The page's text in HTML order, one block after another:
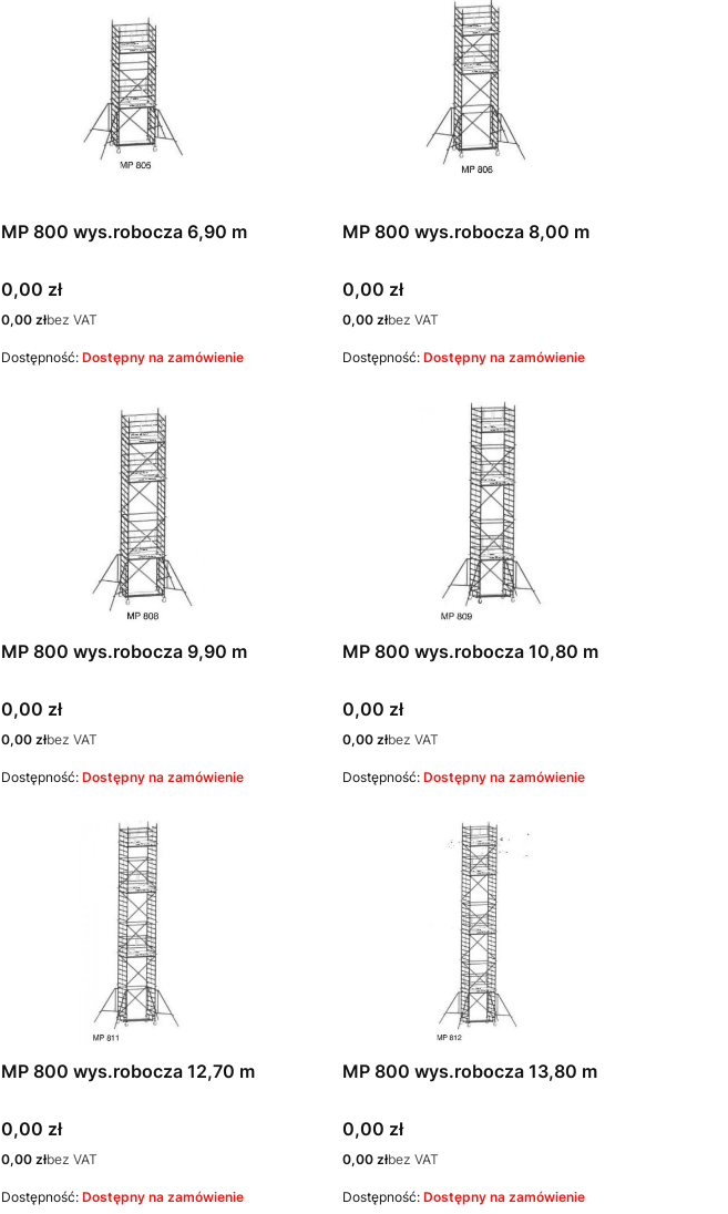
MP 800 wys.robocza 6,90 m
Cena
0,00 zł
Cena
0,00 złbez VAT
Dostępność: Dostępny na zamówienie
MP 800 wys.robocza 8,00 m
Cena
0,00 zł
Cena
0,00 złbez VAT
Dostępność: Dostępny na zamówienie
MP 800 wys.robocza 9,90 m
Cena
0,00 zł
Cena
0,00 złbez VAT
Dostępność: Dostępny na zamówienie
MP 800 wys.robocza 10,80 m
Cena
0,00 zł
Cena
0,00 złbez VAT
Dostępność: Dostępny na zamówienie
MP 800 wys.robocza 12,70 m
Cena
0,00 zł
Cena
0,00 złbez VAT
Dostępność: Dostępny na zamówienie
MP 800 wys.robocza 13,80 m
Cena
0,00 zł
Cena
0,00 złbez VAT
Dostępność: Dostępny na zamówienie